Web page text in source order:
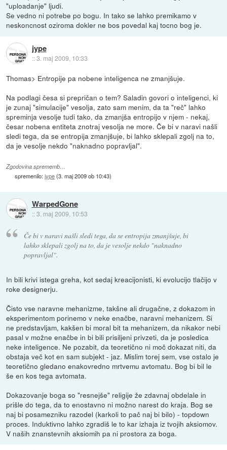
"uploadanje" ljudi.
Se vedno ni potrebe po bogu. In tako se lahko premikamo v
neskoncnost oziroma dokler ne bos povedal kaj tocno bog je.
jype
::3. maj 2009, 10:33
Thomas> Entropije pa nobene inteligenca ne zmanjšuje.
Na podlagi česa si prepričan o tem? Saladin govori o inteligenci, ki
je zunaj "simulacije" vesolja, zato sam menim, da ta "reč" lahko
spreminja vesolje tudi tako, da zmanjša entropijo v njem - nekaj,
česar nobena entiteta znotraj vesolja ne more. Če bi v naravi našli
sledi tega, da se entropija zmanjšuje, bi lahko sklepali zgolj na to,
da je vesolje nekdo "naknadno popravljal".
Zgodovina sprememb…
spremenilo:jype(3. maj 2009 ob 10:43)
WarpedGone
::3. maj 2009, 10:53
Če bi v naravi našli sledi tega, da se entropija zmanjšuje, bi
lahko sklepali zgolj na to, da je vesolje nekdo "naknadno
popravljal".
In bili krivi istega greha, kot sedaj kreacijonisti, ki evolucijo tlačijo v
roke designerju.
Čisto vse naravne mehanizme, takšne ali drugačne, z dokazom in
eksperimentom porinemo v neke enačbe, naravni mehanizem. Si
ne predstavljam, kakšen bi moral bit ta mehanizem, da nikakor nebi
pasal v možne enačbe in bi bili prisiljeni privzeti, da je posledica
neke inteligence. Ne pozabit, da teoretično ni moč dokazat niti, da
obstaja več kot en sam subjekt - jaz. Mislim torej sem, vse ostalo je
teoretično gledano enakovredno mrtvemu avtomatu. Bog bi bil le
še en kos tega avtomata.
Dokazovanje boga so "resnejše" religije že zdavnaj obdelale in
prišle do tega, da to enostavno ni možno narest do kraja. Bog se
naj bi posamezniku razodel (karkoli to pač naj bi bilo) - topdown
proces. Induktivno lahko zgradiš le to kar izhaja iz tvojih aksiomov.
V naših znanstevnih aksiomih pa ni prostora za boga.